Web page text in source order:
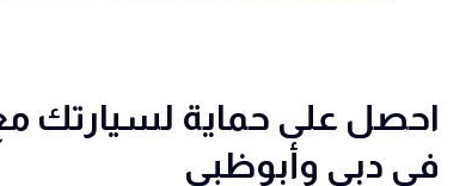
احصل على حماية لسيارتك
في دبي وأبوظبي